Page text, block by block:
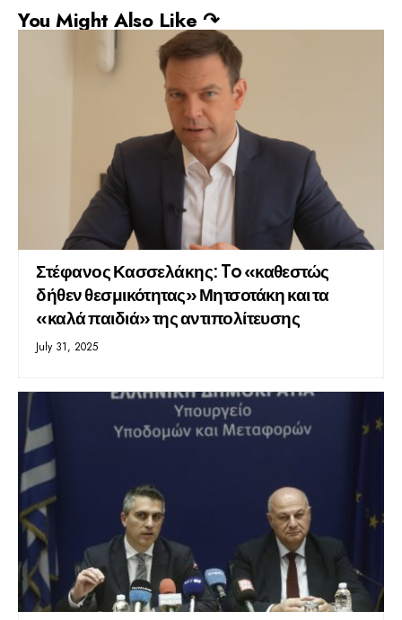
You Might Also Like ↷
Στέφανος Κασσελάκης: To «καθεστώς
δήθεν θεσμικότητας» Μητσοτάκη και τα
«καλά παιδιά» της αντιπολίτευσης
July 31, 2025